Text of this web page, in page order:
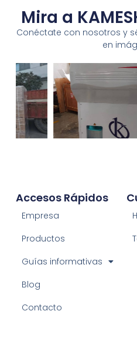
Mira a
Conéctate con nosotros y
en
Accesos Rápidos
Empresa
Productos
Guías informativas
Blog
Contacto